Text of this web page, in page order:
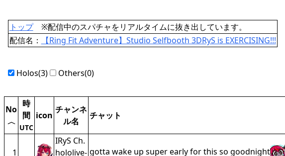
トップ※配信中のスパチャをリアルタイムに抜き出しています。
配信名：
【Ring Fit Adventure】Studio Selfbooth 3DRyS is EXERCISING!!!
Holos(3) Others(0)
No
〈
時
間
UTC
icon
チャンネ
ル名
チャット
1
IRyS Ch.
hololive- gotta wake up super early for this so goodnight